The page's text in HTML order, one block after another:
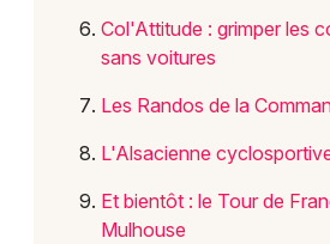
Je m'abonne
Col'Attitude : grimper les
sans voitures
Les Randos de la
L'Alsacienne
Et bientôt : le Tour de
Mulhouse